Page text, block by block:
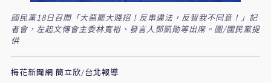
國民黨18日召開「大惡罷大賤招！反串違法，反智我不同意！」記
者會，左起文傳會主委林寬裕、發言人鄧凱勛等出席。圖/國民黨提
供
梅花新聞網 簡立欣/台北報導